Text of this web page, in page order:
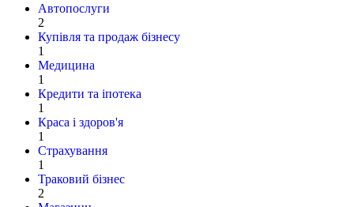
Автопослуги
2
Купівля та продаж бізнесу
1
Медицина
1
Кредити та іпотека
1
Краса і здоров'я
1
Страхування
1
Траковий бізнес
2